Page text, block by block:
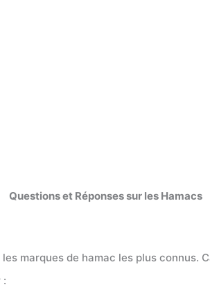
Questions et Réponses sur les Hamacs
marques de hamac les plus connus.
: